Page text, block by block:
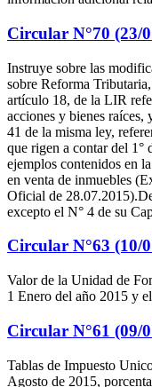
Circular N°70 (23/
Instruye sobre las
sobre Reforma
artículo 18, de la LIR
acciones y bienes
41 de la misma ley,
que rigen a contar del 1°
ejemplos contenidos en
en venta de inmuebles
Oficial de
excepto el N° 4 de su
Circular N°63 (10/
Valor de la Unidad de
1 Enero del año 2015 y
Circular N°61 (09/
Tablas de Impuesto
Agosto de 2015,